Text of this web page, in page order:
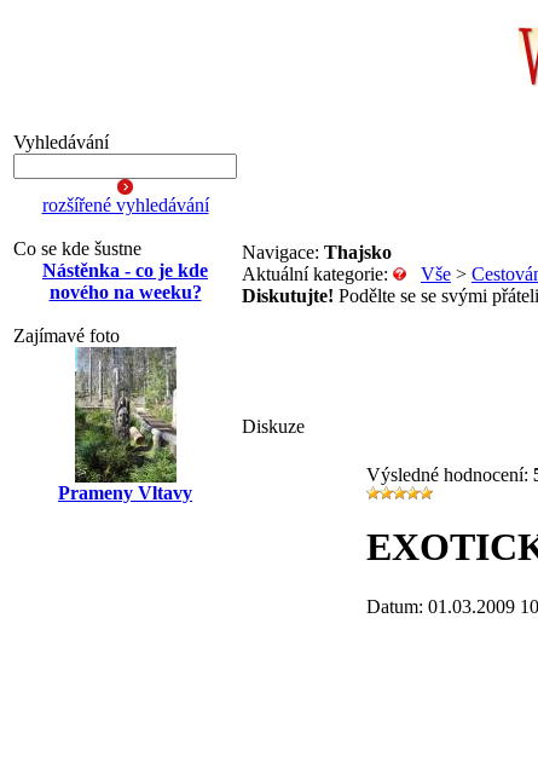
Vyhledávání
rozšířené vyhledávání
Co se kde šustne
Nástěnka - co je kde
nového na weeku?
Zajímavé foto
Prameny Vltavy
Navigace: Thajsko
Aktuální kategorie:
Vše >
Diskutujte! Podělte se se svými
Diskuze
Výsledné hodnocení:
Datum: 01.03.2009